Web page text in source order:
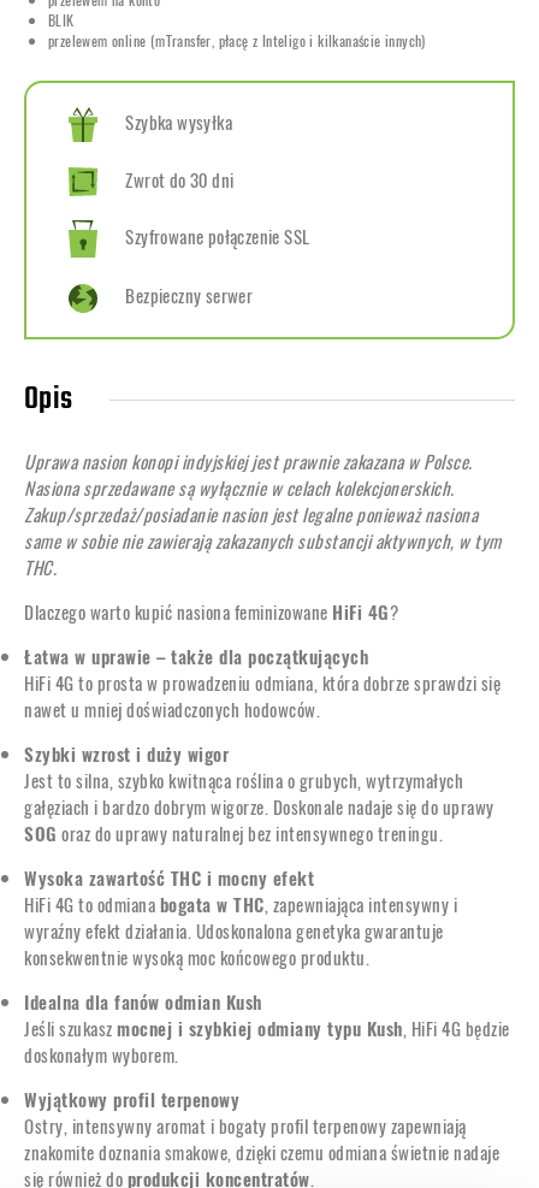
BLIK
przelewem online (mTransfer, płacę z Inteligo i kilkanaście innych)
Szybka wysyłka
Zwrot do 30 dni
Szyfrowane połączenie SSL
Bezpieczny serwer
Opis
Uprawa nasion konopi indyjskiej jest prawnie zakazana w Polsce.
Nasiona sprzedawane są wyłącznie w celach kolekcjonerskich.
Zakup/sprzedaż/posiadanie nasion jest legalne ponieważ nasiona
same w sobie nie zawierają zakazanych substancji aktywnych, w tym
THC.
Dlaczego warto kupić nasiona feminizowane HiFi 4G?
Łatwa w uprawie – także dla początkujących
HiFi 4G to prosta w prowadzeniu odmiana, która dobrze sprawdzi się
nawet u mniej doświadczonych hodowców.
Szybki wzrost i duży wigor
Jest to silna, szybko kwitnąca roślina o grubych, wytrzymałych
gałęziach i bardzo dobrym wigorze. Doskonale nadaje się do uprawy
SOG oraz do uprawy naturalnej bez intensywnego treningu.
Wysoka zawartość THC i mocny efekt
HiFi 4G to odmianabogata w THC, zapewniająca intensywny i
wyraźny efekt działania. Udoskonalona genetyka gwarantuje
konsekwentnie wysoką moc końcowego produktu.
Idealna dla fanów odmian Kush
Jeśli szukaszmocnej i szybkiej odmiany typu Kush, HiFi 4G będzie
doskonałym wyborem.
Wyjątkowy profil terpenowy
Ostry, intensywny aromat i bogaty profil terpenowy zapewniają
znakomite doznania smakowe, dzięki czemu odmiana świetnie nadaje
się również doprodukcji koncentratów.